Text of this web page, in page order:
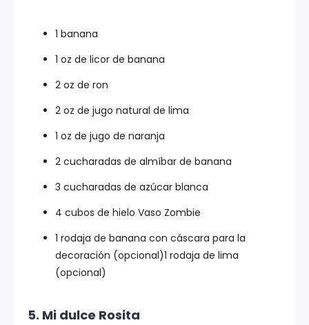
1 banana
1 oz de licor de banana
2 oz de ron
2 oz de jugo natural de lima
1 oz de jugo de naranja
2 cucharadas de almíbar de banana
3 cucharadas de azúcar blanca
4 cubos de hielo Vaso Zombie
1 rodaja de banana con cáscara para la
decoración (opcional)1 rodaja de lima
(opcional)
5. Mi dulce Rosita